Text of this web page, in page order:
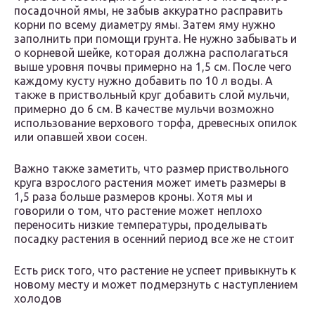
посадочной ямы, не забыв аккуратно расправить
корни по всему диаметру ямы. Затем яму нужно
заполнить при помощи грунта. Не нужно забывать и
о корневой шейке, которая должна располагаться
выше уровня почвы примерно на 1,5 см. После чего
каждому кусту нужно добавить по 10 л воды. А
также в приствольный круг добавить слой мульчи,
примерно до 6 см. В качестве мульчи возможно
использование верхового торфа, древесных опилок
или опавшей хвои сосен.
Важно также заметить, что размер приствольного
круга взрослого растения может иметь размеры в
1,5 раза больше размеров кроны. Хотя мы и
говорили о том, что растение может неплохо
переносить низкие температуры, проделывать
посадку растения в осенний период все же не стоит
Есть риск того, что растение не успеет привыкнуть к
новому месту и может подмерзнуть с наступлением
холодов